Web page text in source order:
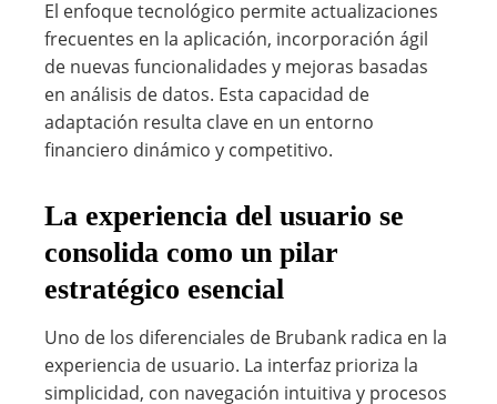
El enfoque tecnológico permite actualizaciones
frecuentes en la aplicación, incorporación ágil
de nuevas funcionalidades y mejoras basadas
en análisis de datos. Esta capacidad de
adaptación resulta clave en un entorno
financiero dinámico y competitivo.
La experiencia del usuario se
consolida como un pilar
estratégico esencial
Uno de los diferenciales de Brubank radica en la
experiencia de usuario. La interfaz prioriza la
simplicidad, con navegación intuitiva y procesos